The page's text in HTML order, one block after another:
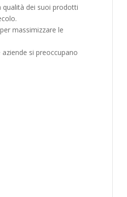
qualità dei suoi prodotti
massimizzare le
si preoccupano